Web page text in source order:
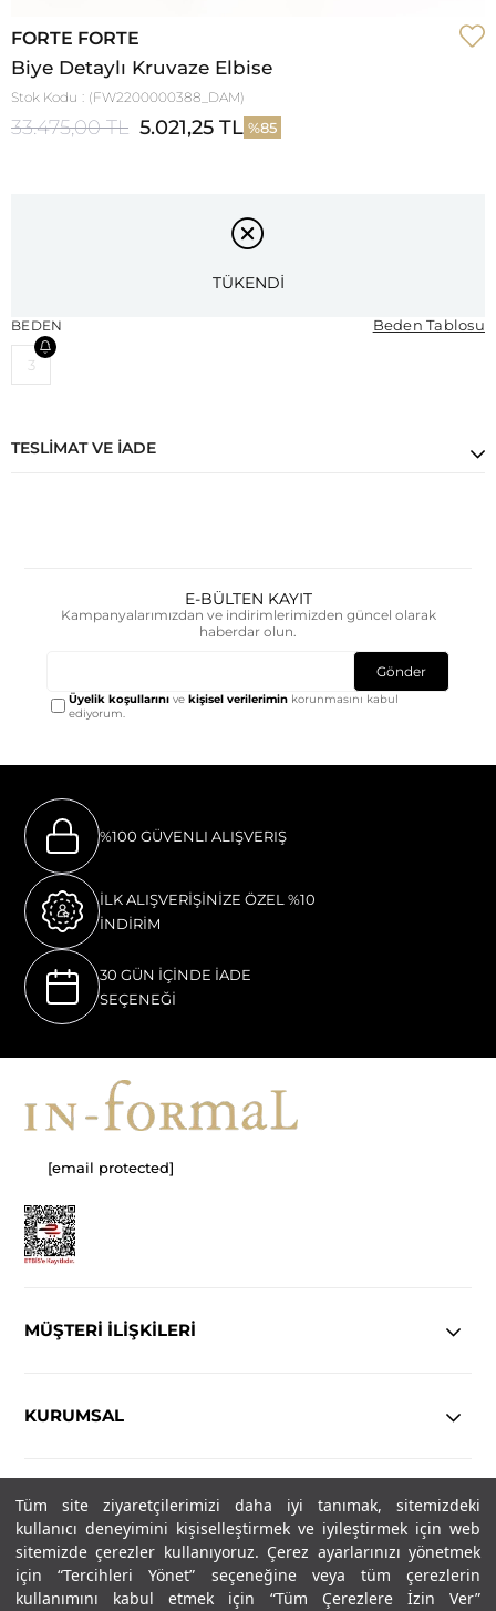
Tüm site ziyaretçilerimizi daha iyi tanımak, sitemizdeki
kullanıcı deneyimini kişiselleştirmek ve iyileştirmek için web
sitemizde çerezler kullanıyoruz. Çerez ayarlarınızı yönetmek
için “Tercihleri Yönet” seçeneğine veya tüm çerezlerin
kullanımını kabul etmek için “Tüm Çerezlere İzin Ver”
FORTE FORTE
Biye Detaylı Kruvaze Elbise
Stok Kodu (FW2200000388_DAM)
33.475,00 TL 5.021,25 TL 85
TÜKENDİ
BEDEN Beden Tablosu
3
TESLIMAT VE İADE
E-BÜLTEN KAYIT
Kampanyalarımızdan ve indirimlerimizden güncel olarak
haberdar olun.
Gönder
Üyelik koşullarını vekişisel verilerimin korunmasını kabul
ediyorum.
%100 GÜVENLI ALIŞVERIŞ
İLK ALIŞVERİŞİNİZE ÖZEL %10
İNDİRİM
30 GÜN İÇİNDE İADE
SEÇENEĞİ
[email protected]
MÜŞTERİ İLİŞKİLERİ
KURUMSAL
YASAL
Copyright© 2025 IN-FORMAL Tüm hakları saklıdır.